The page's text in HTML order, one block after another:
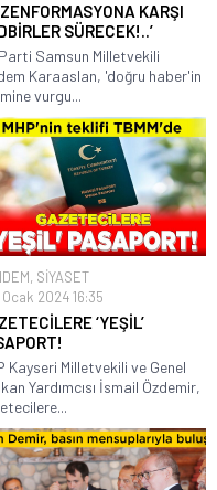
KARŞI
SÜRECEK!..’
Samsun Milletvekili
Karaaslan, 'doğru haber'in
vurgu...
, SİYASET
Ocak 2024 16:35
‘YEŞİL’
Kayseri Milletvekili ve Genel
Yardımcısı İsmail Özdemir,